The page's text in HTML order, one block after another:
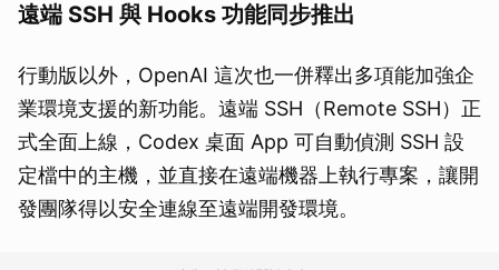
遠端 SSH 與 Hooks 功能同步推出
行動版以外，OpenAI 這次也一併釋出多項能加強企
業環境支援的新功能。遠端 SSH（Remote SSH）正
式全面上線，Codex 桌面 App 可自動偵測 SSH 設
定檔中的主機，並直接在遠端機器上執行專案，讓開
發團隊得以安全連線至遠端開發環境。